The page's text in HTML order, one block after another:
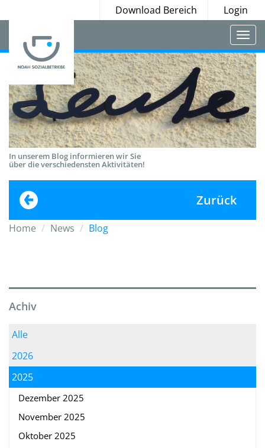
Download Bereich Login
In unserem Blog informieren wir Sie
über die verschiedensten Aktivitäten!
Zurück
Home News Blog
Achiv
Alle
2026
2025
Dezember 2025
November 2025
Oktober 2025